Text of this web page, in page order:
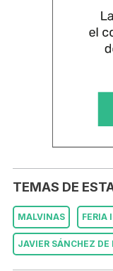
TEMAS DE
MALVINAS FERIA
JAVIER SÁNCHEZ DE